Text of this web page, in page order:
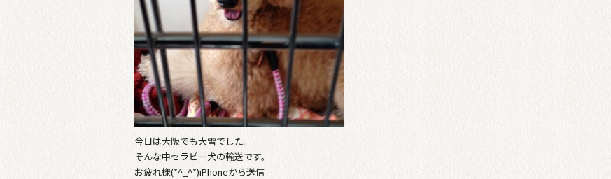
今日は大阪でも大雪でした。
そんな中セラピー犬の輸送です。
お疲れ様(*^_^*)iPhoneから送信